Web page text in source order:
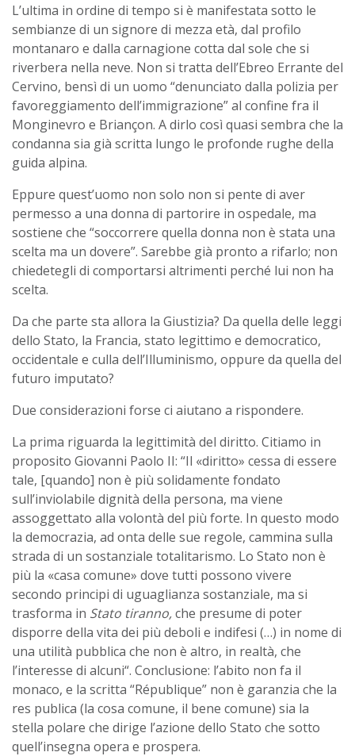
L’ultima in ordine di tempo si è manifestata sotto le
sembianze di un signore di mezza età, dal profilo
montanaro e dalla carnagione cotta dal sole che si
riverbera nella neve. Non si tratta dell’Ebreo Errante del
Cervino, bensì di un uomo “denunciato dalla polizia per
favoreggiamento dell’immigrazione” al confine fra il
Monginevro e Briançon. A dirlo così quasi sembra che la
condanna sia già scritta lungo le profonde rughe della
guida alpina.
Eppure quest’uomo non solo non si pente di aver
permesso a una donna di partorire in ospedale, ma
sostiene che “soccorrere quella donna non è stata una
scelta ma un dovere”. Sarebbe già pronto a rifarlo; non
chiedetegli di comportarsi altrimenti perché lui non ha
scelta.
Da che parte sta allora la Giustizia? Da quella delle leggi
dello Stato, la Francia, stato legittimo e democratico,
occidentale e culla dell’Illuminismo, oppure da quella del
futuro imputato?
Due considerazioni forse ci aiutano a rispondere.
La prima riguarda la legittimità del diritto. Citiamo in
proposito Giovanni Paolo II: “Il «diritto» cessa di essere
tale, [quando] non è più solidamente fondato
sull’inviolabile dignità della persona, ma viene
assoggettato alla volontà del più forte. In questo modo
la democrazia, ad onta delle sue regole, cammina sulla
strada di un sostanziale totalitarismo. Lo Stato non è
più la «casa comune» dove tutti possono vivere
secondo principi di uguaglianza sostanziale, ma si
trasforma in Stato tiranno,che presume di poter
disporre della vita dei più deboli e indifesi (…) in nome di
una utilità pubblica che non è altro, in realtà, che
l’interesse di alcuni“. Conclusione: l’abito non fa il
monaco, e la scritta “République” non è garanzia che la
res publica (la cosa comune, il bene comune) sia la
stella polare che dirige l’azione dello Stato che sotto
quell’insegna opera e prospera.